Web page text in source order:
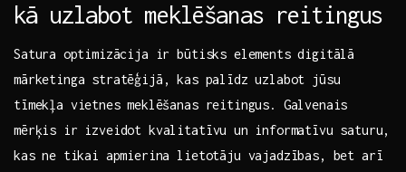
kā uzlabot meklēšanas reitingus
Satura⁢ optimizācija ir būtisks elements digitālā
mārketinga stratēģijā,⁢ kas palīdz uzlabot jūsu
tīmekļa vietnes⁢ meklēšanas reitingus. Galvenais
mērķis ir izveidot kvalitatīvu un⁤ informatīvu⁤ saturu,
kas⁣ ne tikai apmierina lietotāju vajadzības, bet ​arī